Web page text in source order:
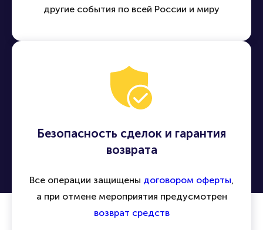
другие события по всей России и миру
Безопасность сделок и гарантия
возврата
Все операции защищены договором оферты,
а при отмене мероприятия предусмотрен
возврат средств